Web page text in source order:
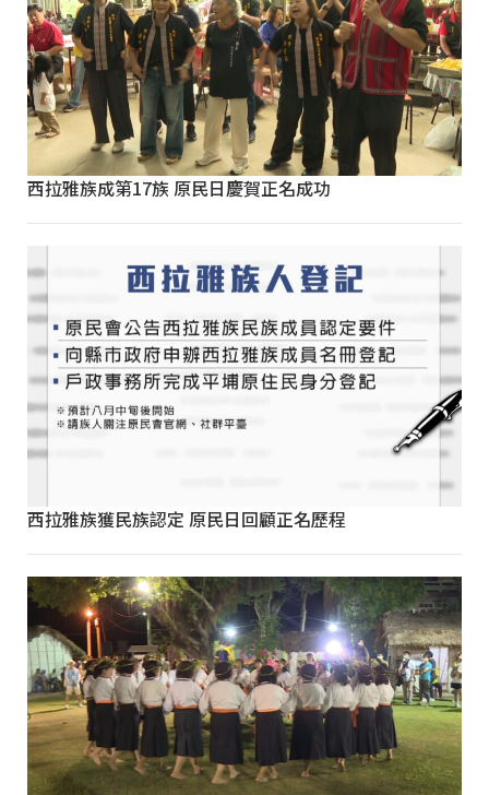
西拉雅族成第17族 原民日慶賀正名成功
西拉雅族獲民族認定 原民日回顧正名歷程